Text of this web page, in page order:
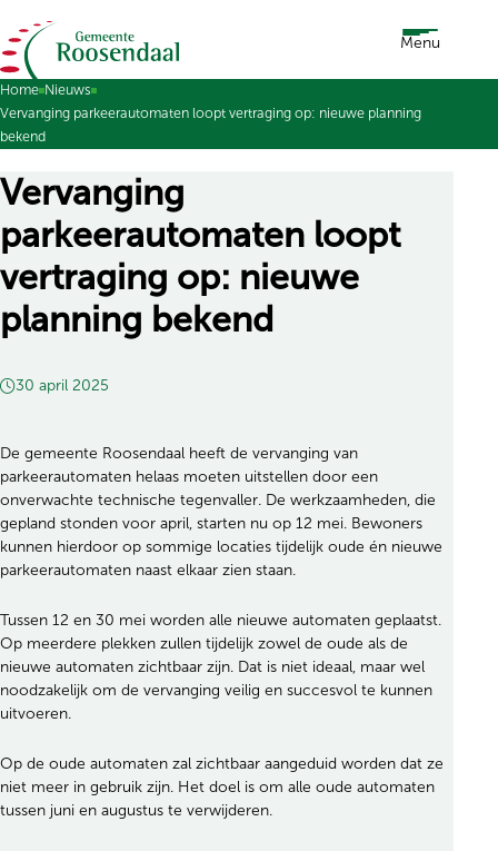
Ga naar de inhoud Menu
Home Nieuws
Vervanging parkeerautomaten loopt vertraging op: nieuwe planning
bekend
Vervanging
parkeerautomaten loopt
vertraging op: nieuwe
planning bekend
30 april 2025
De gemeente Roosendaal heeft de vervanging van
parkeerautomaten helaas moeten uitstellen door een
onverwachte technische tegenvaller. De werkzaamheden, die
gepland stonden voor april, starten nu op 12 mei. Bewoners
kunnen hierdoor op sommige locaties tijdelijk oude én nieuwe
parkeerautomaten naast elkaar zien staan.
Tussen 12 en 30 mei worden alle nieuwe automaten geplaatst.
Op meerdere plekken zullen tijdelijk zowel de oude als de
nieuwe automaten zichtbaar zijn. Dat is niet ideaal, maar wel
noodzakelijk om de vervanging veilig en succesvol te kunnen
uitvoeren.
Op de oude automaten zal zichtbaar aangeduid worden dat ze
niet meer in gebruik zijn. Het doel is om alle oude automaten
tussen juni en augustus te verwijderen.